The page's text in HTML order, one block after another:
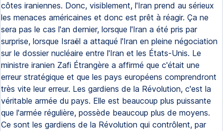
côtes iraniennes. Donc, visiblement, l'Iran prend au sérieux
les menaces américaines et donc est prêt à réagir. Ça ne
sera pas le cas l'an dernier, lorsque l'Iran a été pris par
surprise, lorsque Israël a attaqué l'Iran en pleine négociation
sur le dossier nucléaire entre l'Iran et les États-Unis. Le
ministre iranien Zafi Étrangère a affirmé que c'était une
erreur stratégique et que les pays européens comprendront
très vite leur erreur. Les gardiens de la Révolution, c'est la
véritable armée du pays. Elle est beaucoup plus puissante
que l'armée régulière, possède beaucoup plus de moyens.
Ce sont les gardiens de la Révolution qui contrôlent, par